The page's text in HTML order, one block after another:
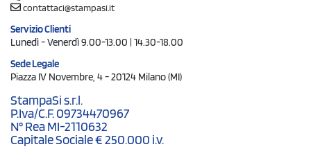
contattaci@stampasi.it
Servizio Clienti
Lunedì - Venerdì 9.00-13.00 | 14.30-18.00
Sede Legale
Piazza IV Novembre, 4 - 20124 Milano (MI)
StampaSi s.r.l.
P.Iva/C.F. 09734470967
N° Rea MI-2110632
Capitale Sociale € 250.000 i.v.